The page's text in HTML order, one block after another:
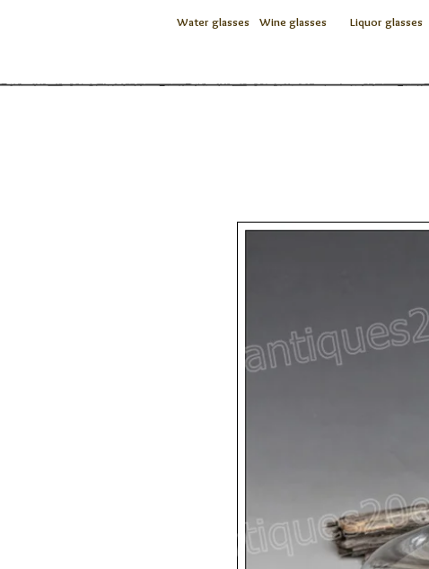
Water glasses Wine glasses Liquor glasses